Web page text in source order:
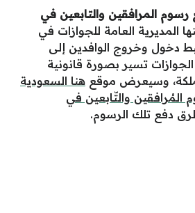
المرافقين والتابعين في
المديرية العامة للجوازات في
دخول وخروج الوافدين إلى
تسير بصورة قانونية
وسيعرض موقع هنا السعودية
المُرافقين والتّابعين في
دفع تلك الرسوم.